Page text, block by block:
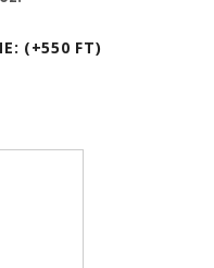
(+550 FT)